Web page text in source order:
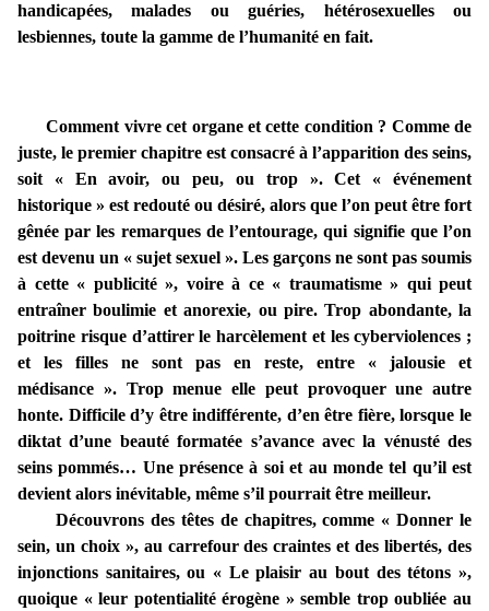
handicapées, malades ou guéries, hétérosexuelles ou
lesbiennes, toute la gamme de l’humanité en fait.
Comment vivre cet organe et cette condition ? Comme de
juste, le premier chapitre est consacré à l’apparition des seins,
soit « En avoir, ou peu, ou trop ». Cet « événement
historique » est redouté ou désiré, alors que l’on peut être fort
gênée par les remarques de l’entourage, qui signifie que l’on
est devenu un « sujet sexuel ». Les garçons ne sont pas soumis
à cette « publicité », voire à ce « traumatisme » qui peut
entraîner boulimie et anorexie, ou pire. Trop abondante, la
poitrine risque d’attirer le harcèlement et les cyberviolences ;
et les filles ne sont pas en reste, entre « jalousie et
médisance ». Trop menue elle peut provoquer une autre
honte. Difficile d’y être indifférente, d’en être fière, lorsque le
diktat d’une beauté formatée s’avance avec la vénusté des
seins pommés… Une présence à soi et au monde tel qu’il est
devient alors inévitable, même s’il pourrait être meilleur.
Découvrons des têtes de chapitres, comme « Donner le
sein, un choix », au carrefour des craintes et des libertés, des
injonctions sanitaires, ou « Le plaisir au bout des tétons »,
quoique « leur potentialité érogène » semble trop oubliée au